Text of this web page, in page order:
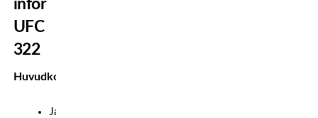
inför
UFC
322
Huvudkort
Jack